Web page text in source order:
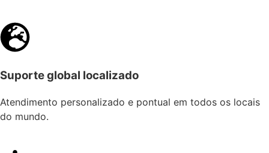
Suporte global localizado
Atendimento personalizado e pontual em todos os locais
do mundo.